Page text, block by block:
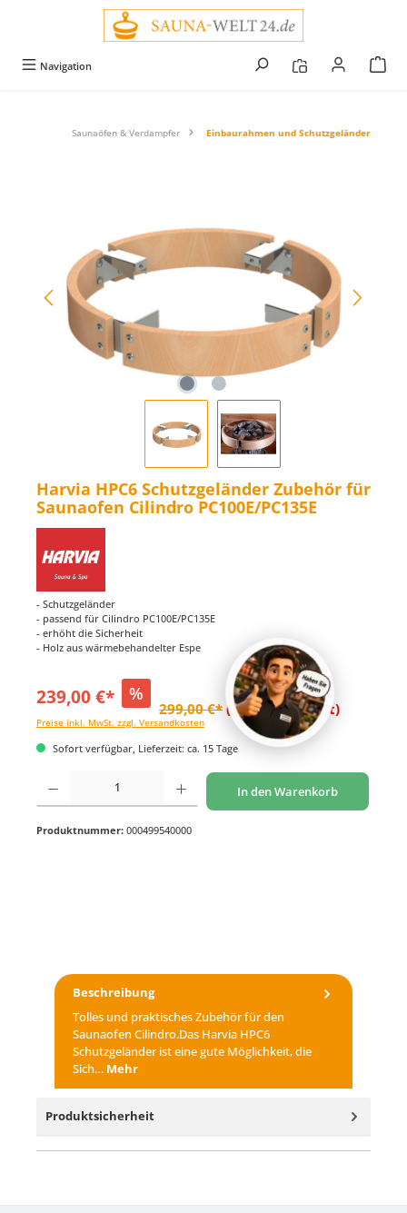
Navigation
Saunaöfen & Verdampfer Einbaurahmen und Schutzgeländer
Harvia HPC6 Schutzgeländer Zubehör für
Saunaofen Cilindro PC100E/PC135E
- Schutzgeländer
- passend für Cilindro PC100E/PC135E
- erhöht die Sicherheit
- Holz aus wärmebehandelter Espe
239,00 €* %
299,00 €* (20.07% gespart)
Preise inkl. MwSt. zzgl. Versandkosten
Sofort verfügbar, Lieferzeit: ca. 15 Tage
Produkt Anzahl: Gib den gewünschten Wert ein oder benutze die Schaltflächen um
In den Warenkorb
Produktnummer: 000499540000
Beschreibung
Tolles und praktisches Zubehör für den
Saunaofen Cilindro.Das Harvia HPC6
Schutzgeländer ist eine gute Möglichkeit, die
Sich… Mehr
Produktsicherheit